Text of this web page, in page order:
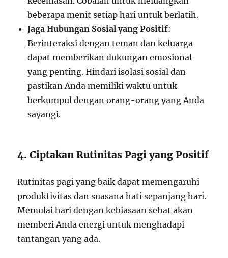
beberapa menit setiap hari untuk berlatih.
Jaga Hubungan Sosial yang Positif:
Berinteraksi dengan teman dan keluarga
dapat memberikan dukungan emosional
yang penting. Hindari isolasi sosial dan
pastikan Anda memiliki waktu untuk
berkumpul dengan orang-orang yang Anda
sayangi.
4. Ciptakan Rutinitas Pagi yang Positif
Rutinitas pagi yang baik dapat memengaruhi
produktivitas dan suasana hati sepanjang hari.
Memulai hari dengan kebiasaan sehat akan
memberi Anda energi untuk menghadapi
tantangan yang ada.